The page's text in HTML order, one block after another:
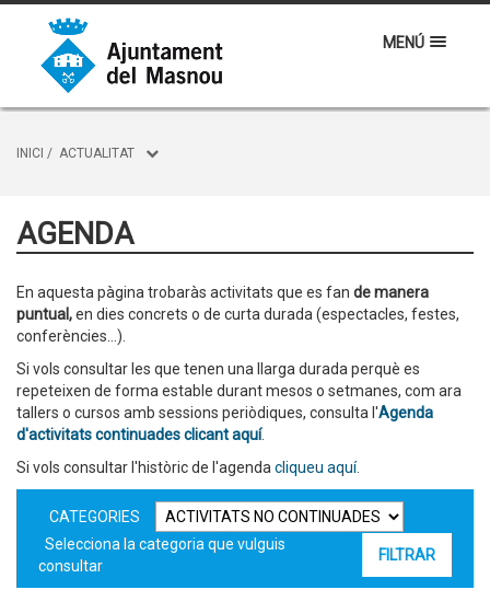
MENÚ
INICI / ACTUALITAT
AGENDA
En aquesta pàgina trobaràs activitats que es fan de manera
puntual,en dies concrets o de curta durada (espectacles, festes,
conferències...).
Si vols consultar les que tenen una llarga durada perquè es
repeteixen de forma estable durant mesos o setmanes, com ara
tallers o cursos amb sessions periòdiques, consulta l'Agenda
d'activitats continuades clicant aquí.
Si vols consultar l'històric de l'agenda cliqueu aquí.
CATEGORIES
Selecciona la categoria que vulguis
consultar